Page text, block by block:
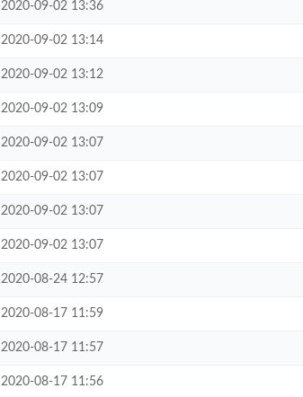
2020-09-02 13:36
2020-09-02 13:14
2020-09-02 13:12
2020-09-02 13:09
2020-09-02 13:07
2020-09-02 13:07
2020-09-02 13:07
2020-09-02 13:07
2020-08-24 12:57
2020-08-17 11:59
2020-08-17 11:57
2020-08-17 11:56